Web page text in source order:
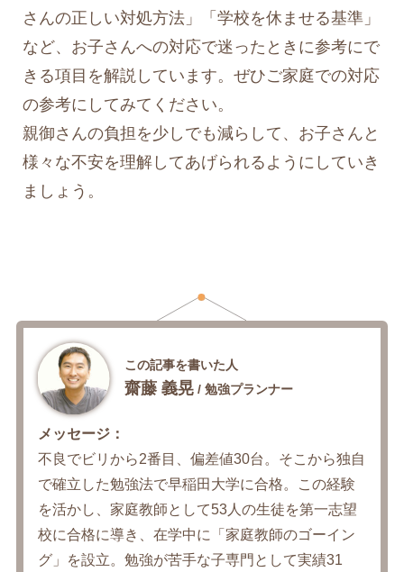
さんの正しい対処方法」「学校を休ませる基準」
など、お子さんへの対応で迷ったときに参考にで
きる項目を解説しています。ぜひご家庭での対応
の参考にしてみてください。
親御さんの負担を少しでも減らして、お子さんと
様々な不安を理解してあげられるようにしていき
ましょう。
この記事を書いた人
齋藤 義晃/ 勉強プランナー
メッセージ：
不良でビリから2番目、偏差値30台。そこから独自
で確立した勉強法で早稲田大学に合格。この経験
を活かし、家庭教師として53人の生徒を第一志望
校に合格に導き、在学中に「家庭教師のゴーイン
グ」を設立。勉強が苦手な子専門として実績31